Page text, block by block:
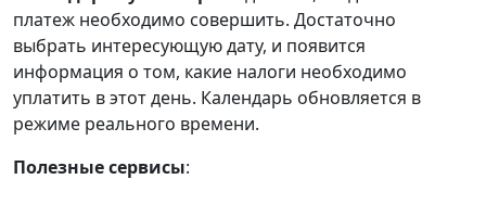
платеж необходимо совершить. Достаточно
выбрать интересующую дату, и появится
информация о том, какие налоги необходимо
уплатить в этот день. Календарь обновляется в
режиме реального времени.
Полезные сервисы: